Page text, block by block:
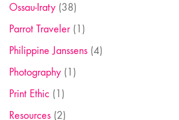
Ossau-Iraty (38)
Parrot Traveler(1)
Philippine Janssens (4)
Photography (1)
Print Ethic (1)
Resources (2)